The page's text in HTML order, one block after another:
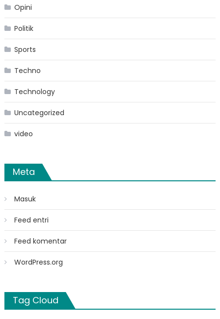
Opini
Politik
Sports
Techno
Technology
Uncategorized
video
Meta
Masuk
Feed entri
Feed komentar
WordPress.org
Tag Cloud